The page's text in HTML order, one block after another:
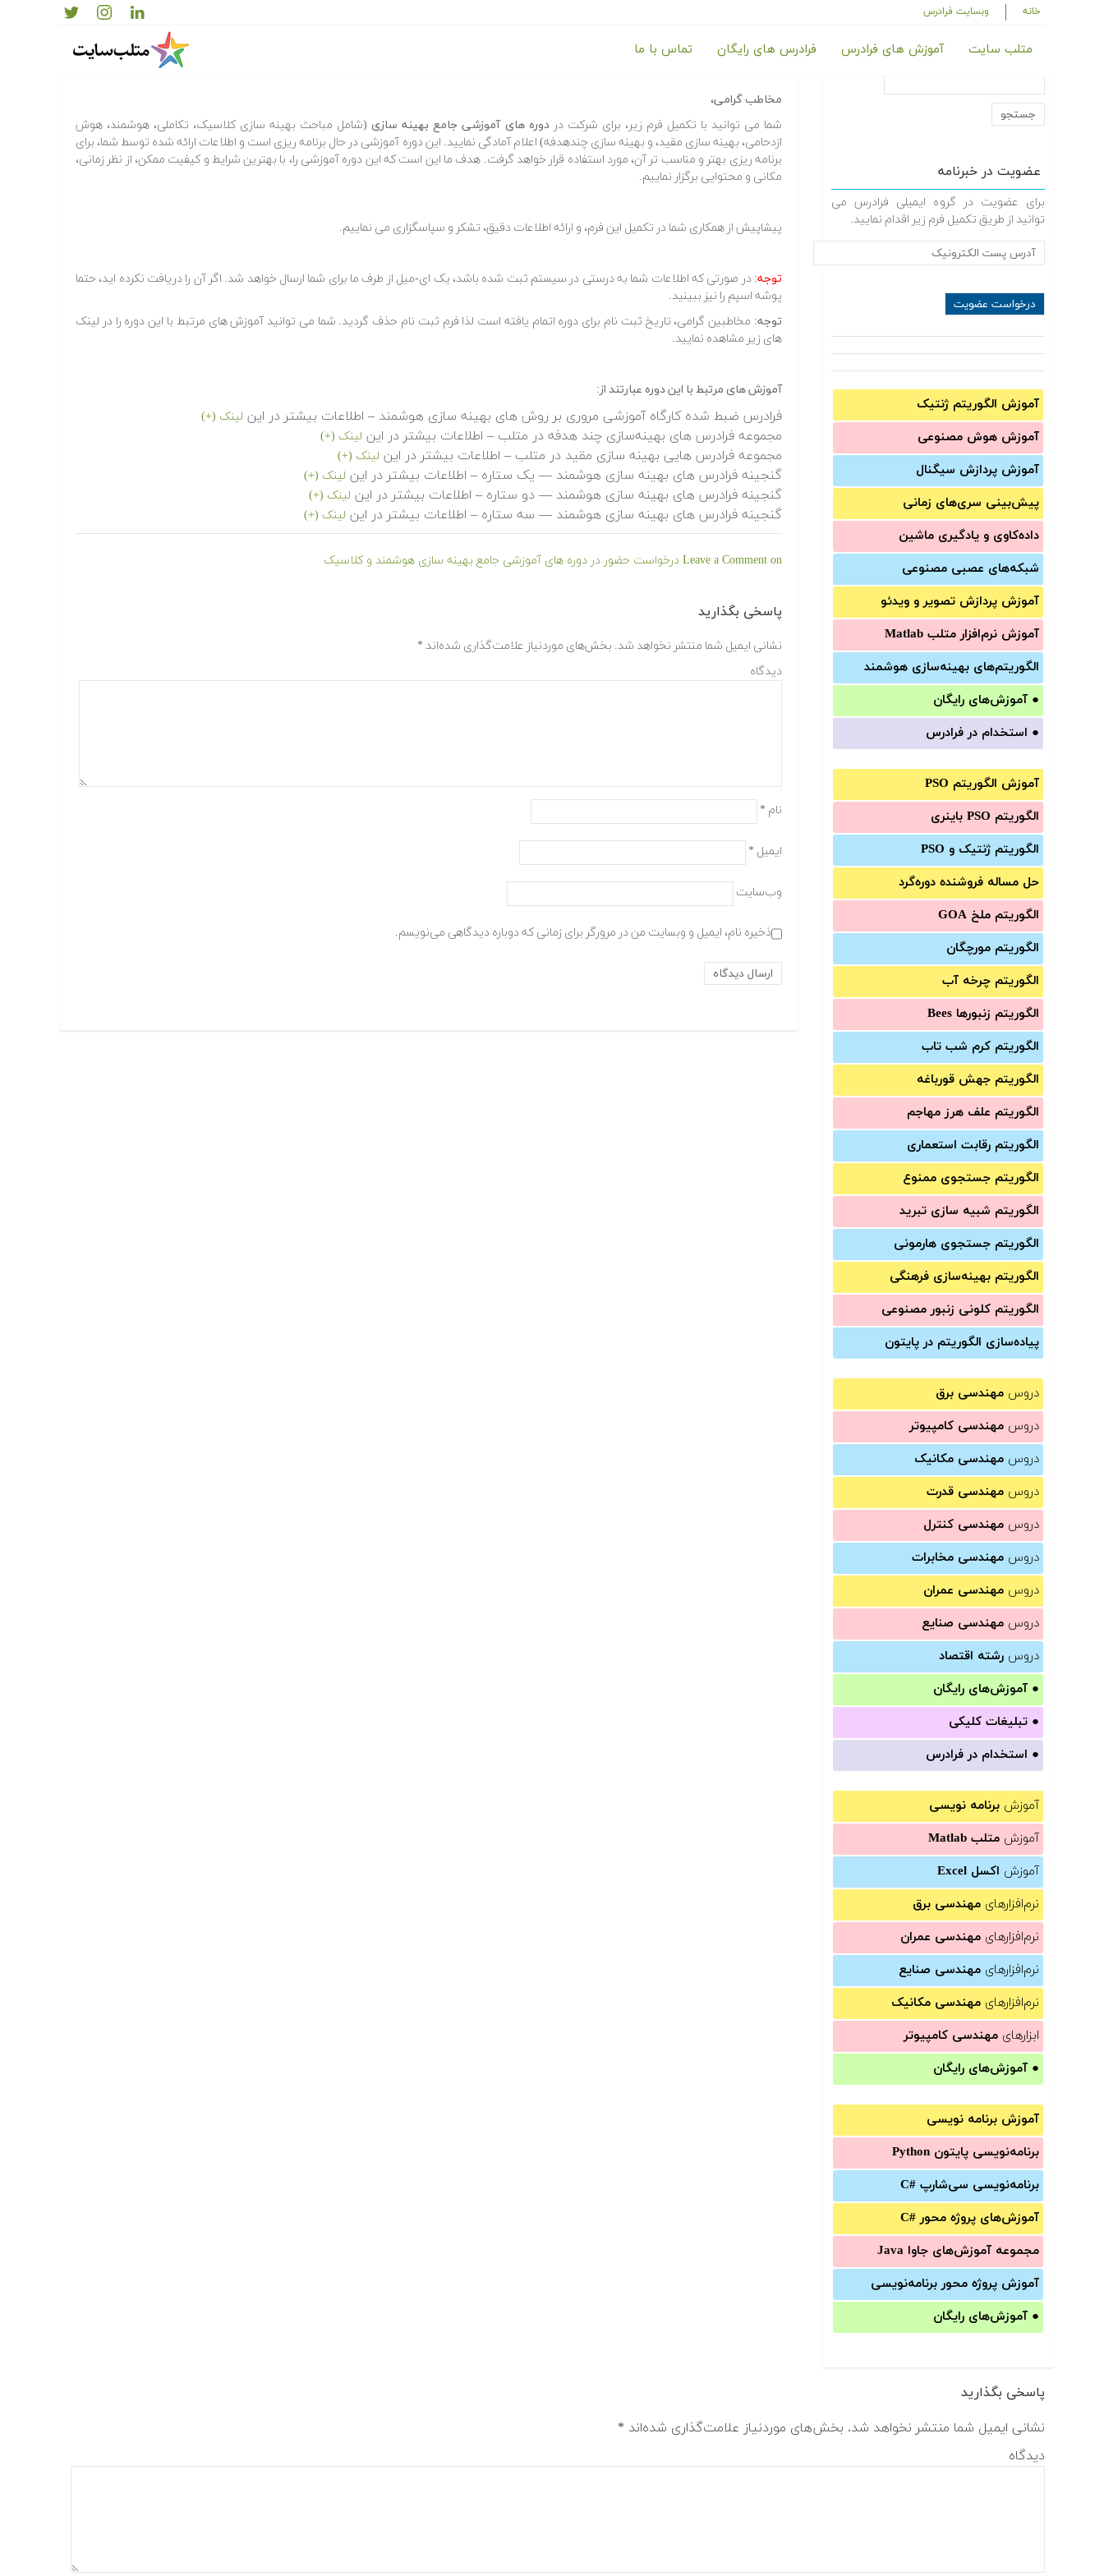
خانه وبسایت فرادرس
متلب سایت آموزش های فرادرس فرادرس های رایگان تماس با ما
عضویت در خبرنامه
برای عضویت در گروه ایمیلی فرادرس می
توانید از طریق تکمیل فرم زیر اقدام نمایید.
آموزش الگوریتم ژنتیک
آموزش‌ هوش مصنوعی
آموزش‌ پردازش سیگنال
پیش‌‌بینی سری‌‌های زمانی
داده‌کاوی و یادگیری ماشین
شبکه‌های عصبی مصنوعی
آموزش‌ پردازش تصویر و ویدئو
آموزش‌ نرم‌افزار متلب Matlab
الگوریتم‌های بهینه‌سازی هوشمند
● آموزش‌های رایگان
● استخدام در فرادرس
آموزش الگوریتم PSO
الگوریتم PSO باینری
الگوریتم ژنتیک و PSO
حل مساله فروشنده دوره‌گرد
الگوریتم ملخ GOA
الگوریتم مورچگان
الگوریتم چرخه آب
الگوریتم زنبورها Bees
الگوریتم کرم شب تاب
الگوریتم جهش قورباغه
الگوریتم علف هرز مهاجم
الگوریتم رقابت استعماری
الگوریتم جستجوی ممنوع
الگوریتم شبیه سازی تبرید
الگوریتم جستجوی هارمونی
الگوریتم بهینه‌سازی فرهنگی
الگوریتم کلونی زنبور مصنوعی
پیاده‌سازی الگوریتم در پایتون
دروس مهندسی برق
دروس مهندسی کامپیوتر
دروس مهندسی مکانیک
دروس مهندسی قدرت
دروس مهندسی کنترل
دروس مهندسی مخابرات
دروس مهندسی عمران
دروس مهندسی صنایع
دروس رشته اقتصاد
● آموزش‌های رایگان
● تبلیغات کلیکی
● استخدام در فرادرس
آموزش برنامه نویسی
آموزش متلب Matlab
آموزش اکسل Excel
نرم‌افزارهای مهندسی برق
نرم‌افزارهای مهندسی عمران
نرم‌افزارهای مهندسی صنایع
نرم‌افزارهای مهندسی مکانیک
ابزارهای مهندسی کامپیوتر
● آموزش‌های رایگان
آموزش برنامه نویسی
برنامه‌نویسی پایتون Python
برنامه‌‌نویسی سی‌شارپ C#‎
آموزش‌های پروژه محور #C
مجموعه آموزش‌های جاوا Java
آموزش‌ پروژه محور برنامه‌نویسی
● آموزش‌های رایگان
درخواست حضور در دوره های آموزشی جامع بهینه سازی هوشمند و کلاسیک
مخاطب گرامی،
شما می توانید با تکمیل فرم زیر، برای شرکت دردوره های آموزشی جامع بهینه سازی (شامل مباحث بهینه سازی کلاسیک، تکاملی، هوشمند، هوش
ازدحامی، بهینه سازی مقید، و بهینه سازی چندهدفه) اعلام آمادگی نمایید. این دوره آموزشی در حال برنامه ریزی است و اطلاعات ارائه شده توسط شما، برای
برنامه ریزی بهتر و مناسب تر آن، مورد استفاده قرار خواهد گرفت. هدف ما این است که این دوره آموزشی را، با بهترین شرایط و کیفیت ممکن، از نظر زمانی،
مکانی و محتوایی برگزار نماییم.
پیشاپیش از همکاری شما در تکمیل این فرم، و ارائه اطلاعات دقیق، تشکر و سپاسگزاری می نماییم.
توجه: در صورتی که اطلاعات شما به درستی در سیستم ثبت شده باشد، یک ای-میل از طرف ما برای شما ارسال خواهد شد. اگر آن را دریافت نکرده اید، حتما
پوشه اسپم را نیز ببینید.
توجه: مخاطبین گرامی، تاریخ ثبت نام برای دوره اتمام یافته است لذا فرم ثبت نام حذف گردید. شما می توانید آموزش های مرتبط با این دوره را در لینک
های زیر مشاهده نمایید.
آموزش های مرتبط با این دوره عبارتند از:
فرادرس ضبط شده کارگاه آموزشی مروری بر روش های بهینه سازی هوشمند – اطلاعات بیشتر در این لینک (+)
مجموعه فرادرس های بهینه‌سازی چند هدفه در متلب – اطلاعات بیشتر در این لینک (+)
مجموعه فرادرس هایی بهینه سازی مقید در متلب – اطلاعات بیشتر در این لینک (+)
گنجینه فرادرس های بهینه سازی هوشمند — یک ستاره – اطلاعات بیشتر در این لینک (+)
گنجینه فرادرس های بهینه سازی هوشمند — دو ستاره – اطلاعات بیشتر در این لینک (+)
گنجینه فرادرس های بهینه سازی هوشمند — سه ستاره – اطلاعات بیشتر در این لینک (+)
Leave a Comment on درخواست حضور در دوره های آموزشی جامع بهینه سازی هوشمند و کلاسیک
پاسخی بگذارید
نشانی ایمیل شما منتشر نخواهد شد. بخش‌های موردنیاز علامت‌گذاری شده‌اند *
دیدگاه
نام *
ایمیل *
وب‌سایت
ذخیره نام، ایمیل و وبسایت من در مرورگر برای زمانی که دوباره دیدگاهی می‌نویسم.
پاسخی بگذارید
نشانی ایمیل شما منتشر نخواهد شد. بخش‌های موردنیاز علامت‌گذاری شده‌اند *
دیدگاه